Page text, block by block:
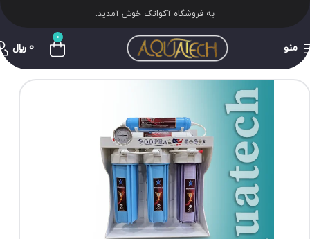
به فروشگاه آکواتک خوش آمدید.
منو
0
0 ﷼